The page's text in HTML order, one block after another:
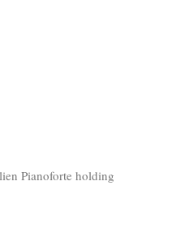
Pianoforte holding